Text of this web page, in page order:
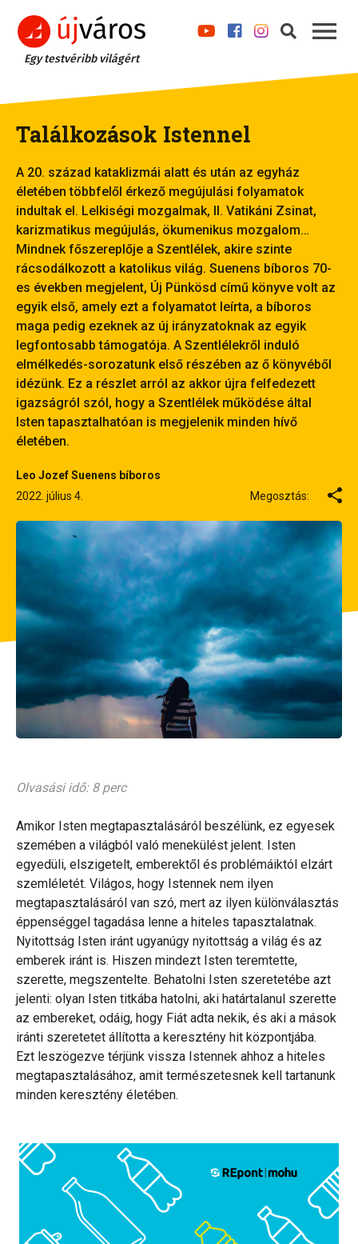
Egy testvéribb világért
Találkozások Istennel
A 20. század kataklizmái alatt és után az egyház
életében többfelől érkező megújulási folyamatok
indultak el. Lelkiségi mozgalmak, II. Vatikáni Zsinat,
karizmatikus megújulás, ökumenikus mozgalom…
Mindnek főszereplője a Szentlélek, akire szinte
rácsodálkozott a katolikus világ. Suenens bíboros 70-
es években megjelent, Új Pünkösd című könyve volt az
egyik első, amely ezt a folyamatot leírta, a bíboros
maga pedig ezeknek az új irányzatoknak az egyik
legfontosabb támogatója. A Szentlélekről induló
elmélkedés-sorozatunk első részében az ő könyvéből
idézünk. Ez a részlet arról az akkor újra felfedezett
igazságról szól, hogy a Szentlélek működése által
Isten tapasztalhatóan is megjelenik minden hívő
életében.
Leo Jozef Suenens bíboros
2022. július 4.
Megosztás:
Olvasási idő: 8 perc
Amikor Isten megtapasztalásáról beszélünk, ez egyesek
szemében a világból való menekülést jelent. Isten
egyedüli, elszigetelt, emberektől és problémáiktól elzárt
szemléletét. Világos, hogy Istennek nem ilyen
megtapasztalásáról van szó, mert az ilyen különválasztás
éppenséggel tagadása lenne a hiteles tapasztalatnak.
Nyitottság Isten iránt ugyanúgy nyitottság a világ és az
emberek iránt is. Hiszen mindezt Isten teremtette,
szerette, megszentelte. Behatolni Isten szeretetébe azt
jelenti: olyan Isten titkába hatolni, aki határtalanul szerette
az embereket, odáig, hogy Fiát adta nekik, és aki a mások
iránti szeretetet állította a keresztény hit központjába.
Ezt leszögezve térjünk vissza Istennek ahhoz a hiteles
megtapasztalásához, amit természetesnek kell tartanunk
minden keresztény életében.